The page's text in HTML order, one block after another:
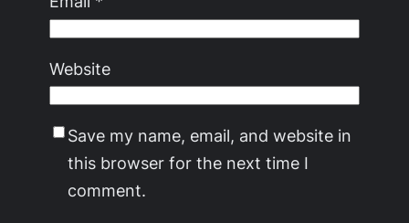
Website
Save my name, email, and website in
this browser for the next time I
comment.